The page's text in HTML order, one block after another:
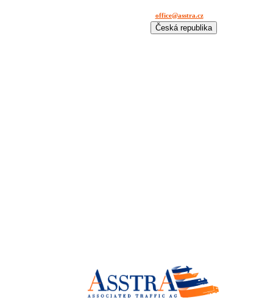
office@asstra.cz
Česká republika